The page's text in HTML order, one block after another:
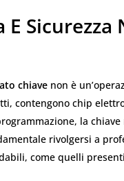
E
chiave non è
contengono chip
la
rivolgersi a
come quelli